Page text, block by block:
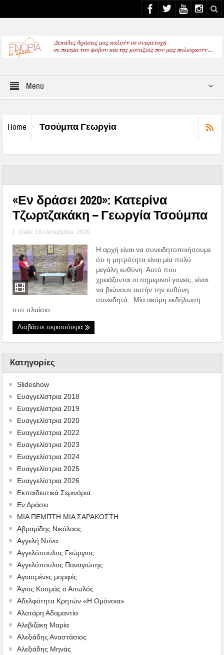
Menu
Home Τσούμπα Γεωργία
«Εν δράσει 2020»: Κατερίνα
Τζωρτζακάκη – Γεωργία Τσούμπα
| Date: 18 Οκτωβρίου, 2020
Η αρχή είναι να συνειδητοποιήσουμε
ότι η μητρότητα είναι μία πολύ
μεγάλη ευθύνη. Αυτό που
χρειάζονται οι σημερινοί γονείς, είναι
να βιώνουν αυτήν την ευθύνη
συνειδητά. Μία ακόμη εκδήλωση
στο πλαίσιο ...
Διαβάστε περισσότερα
Kατηγορίες
Slideshow
Ευαγγελίστρια 2018
Ευαγγελίστρια 2019
Ευαγγελίστρια 2020
Ευαγγελίστρια 2022
Ευαγγελίστρια 2023
Ευαγγελίστρια 2024
Ευαγγελίστρια 2025
Ευαγγελίστρια 2026
Εκπαιδευτικά Σεμινάρια
Εν Δράσει
ΜΙΑ ΠΕΜΠΤΗ ΜΙΑ ΣΑΡΑΚΟΣΤΗ
Αβραμίδης Νικόλαος
Αγγελή Ντίνα
Αγγελόπουλος Γεώργιος
Αγγελόπουλος Παναγιώτης
Αγιασμένες μορφές
Άγιος Κοσμάς ο Αιτωλός
Αδελφότητα Κρητών «Η Ομόνοια»
Αλατάρη Αδαμαντία
Αλεβιζάκη Μαρία
Αλεξιάδης Αναστάσιος
Αλεξιάδης Μηνάς